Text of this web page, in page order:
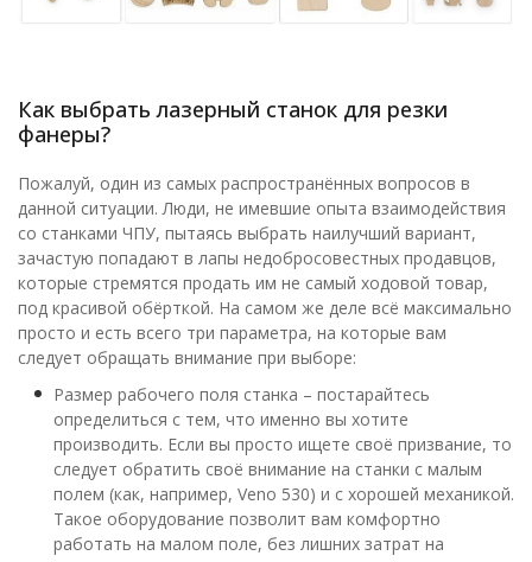
Как выбрать лазерный станок для резки
фанеры?
Пожалуй, один из самых распространённых вопросов в
данной ситуации. Люди, не имевшие опыта взаимодействия
со станками ЧПУ, пытаясь выбрать наилучший вариант,
зачастую попадают в лапы недобросовестных продавцов,
которые стремятся продать им не самый ходовой товар,
под красивой обёрткой. На самом же деле всё максимально
просто и есть всего три параметра, на которые вам
следует обращать внимание при выборе:
Размер рабочего поля станка – постарайтесь
определиться с тем, что именно вы хотите
производить. Если вы просто ищете своё призвание, то
следует обратить своё внимание на станки с малым
полем (как, например, Veno 530) и с хорошей механикой.
Такое оборудование позволит вам комфортно
работать на малом поле, без лишних затрат на